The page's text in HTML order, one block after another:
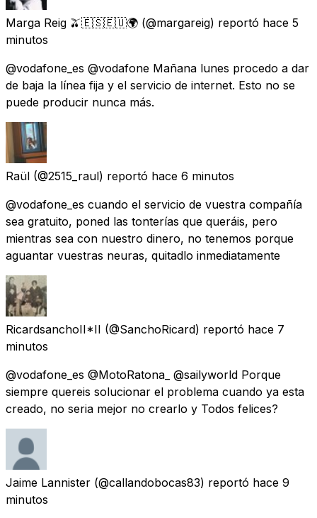
Marga Reig 🫒🇪🇸🇪🇺🌍 (@margareig) reportó hace 5
minutos
@vodafone_es @vodafone Mañana lunes procedo a dar
de baja la línea fija y el servicio de internet. Esto no se
puede producir nunca más.
Raül (@2515_raul) reportó hace 6 minutos
@vodafone_es cuando el servicio de vuestra compañía
sea gratuito, poned las tonterías que queráis, pero
mientras sea con nuestro dinero, no tenemos porque
aguantar vuestras neuras, quitadlo inmediatamente
RicardsanchoII*II (@SanchoRicard) reportó hace 7
minutos
@vodafone_es @MotoRatona_ @sailyworld Porque
siempre quereis solucionar el problema cuando ya esta
creado, no seria mejor no crearlo y Todos felices?
Jaime Lannister (@callandobocas83) reportó hace 9
minutos